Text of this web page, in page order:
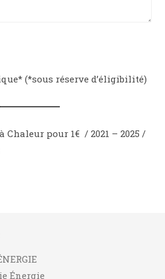
(*sous réserve d’éligibilité)
Chaleur pour 1€ / 2021 – 2025 /
Énergie